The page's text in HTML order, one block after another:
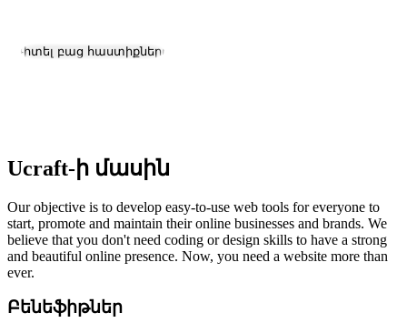
Դիտել բաց հաստիքները
Ucraft-ի մասին
Our objective is to develop easy-to-use web tools for everyone to
start, promote and maintain their online businesses and brands. We
believe that you don't need coding or design skills to have a strong
and beautiful online presence. Now, you need a website more than
ever.
Բենեֆիթներ